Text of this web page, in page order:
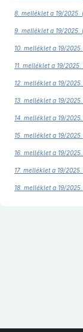
8. melléklet a 19/2025.
9. melléklet a 19/2025.
10. melléklet a 19/
11. melléklet a 19/
12. melléklet a 19/
13. melléklet a 19/
14. melléklet a 19/
15. melléklet a 19/
16. melléklet a 19/
17. melléklet a 19/
18. melléklet a 19/